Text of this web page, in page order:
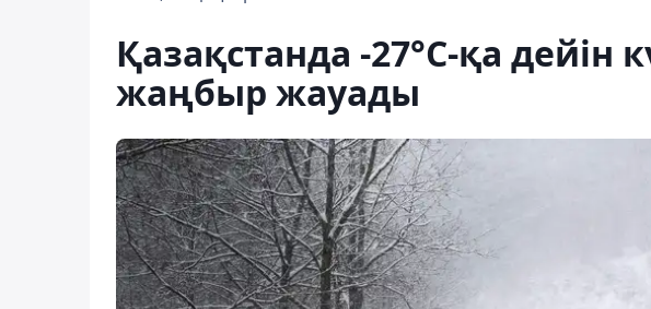
Қазақстанда -27°C-қа дейін
жаңбыр жауады